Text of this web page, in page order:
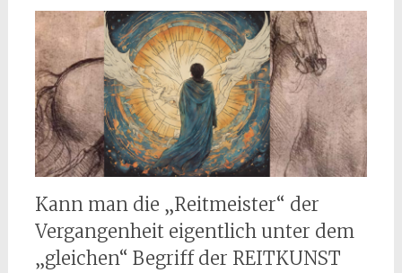
Kann man die „Reitmeister“ der
Vergangenheit eigentlich unter dem
„gleichen“ Begriff der REITKUNST